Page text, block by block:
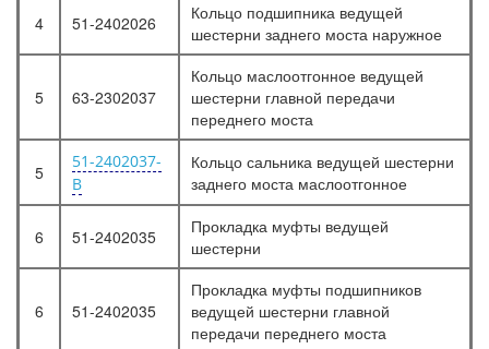
4 51-2402026
Кольцо подшипника ведущей
шестерни заднего моста наружное
5 63-2302037
Кольцо маслоотгонное ведущей
шестерни главной передачи
переднего моста
5
51-2402037-
В
Кольцо сальника ведущей шестерни
заднего моста маслоотгонное
6 51-2402035
Прокладка муфты ведущей
шестерни
6 51-2402035
Прокладка муфты подшипников
ведущей шестерни главной
передачи переднего моста